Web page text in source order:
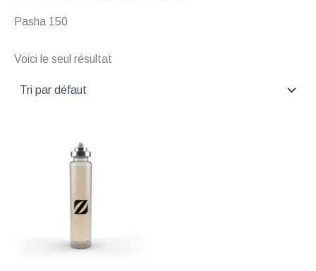
Pasha 150
Voici le seul résultat